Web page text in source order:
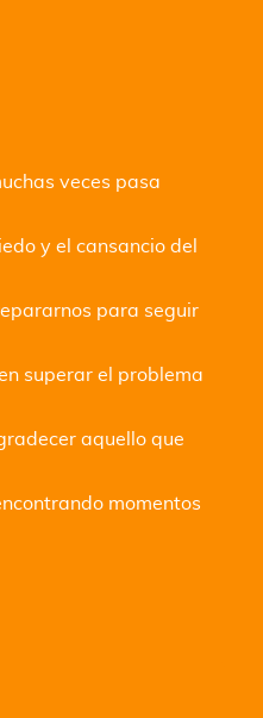
veces pasa
y el cansancio del
para seguir
superar el problema
aquello que
momentos